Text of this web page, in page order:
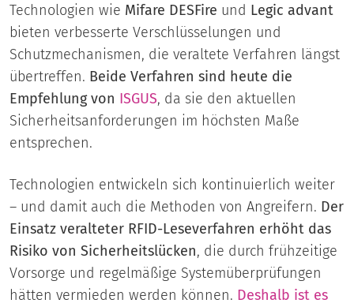
Technologien wie Mifare DESFire und Legic advant
bieten verbesserte Verschlüsselungen und
Schutzmechanismen, die veraltete Verfahren längst
übertreffen. Beide Verfahren sind heute die
Empfehlung von ISGUS, da sie den aktuellen
Sicherheitsanforderungen im höchsten Maße
entsprechen.
Technologien entwickeln sich kontinuierlich weiter
– und damit auch die Methoden von Angreifern. Der
Einsatz veralteter RFID-Leseverfahren erhöht das
Risiko von Sicherheitslücken, die durch frühzeitige
Vorsorge und regelmäßige Systemüberprüfungen
hätten vermieden werden können. Deshalb ist es